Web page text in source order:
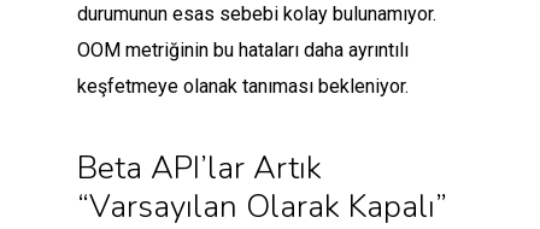
durumunun esas sebebi kolay bulunamıyor.
OOM metriğinin bu hataları daha ayrıntılı
keşfetmeye olanak tanıması bekleniyor.
Beta API’lar Artık
“varsayılan Olarak Kapalı”